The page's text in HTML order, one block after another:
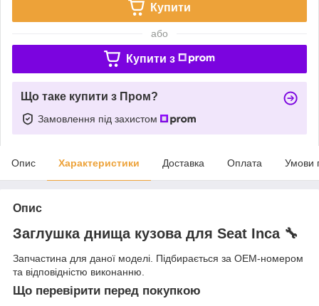
Купити
або
Купити з
Що таке купити з Пром?
Замовлення під захистом
Опис Характеристики Доставка Оплата Умови
Опис
Заглушка днища кузова для Seat Inca 🔧
Запчастина для даної моделі. Підбирається за OEM-номером
та відповідністю виконанню.
Що перевірити перед покупкою